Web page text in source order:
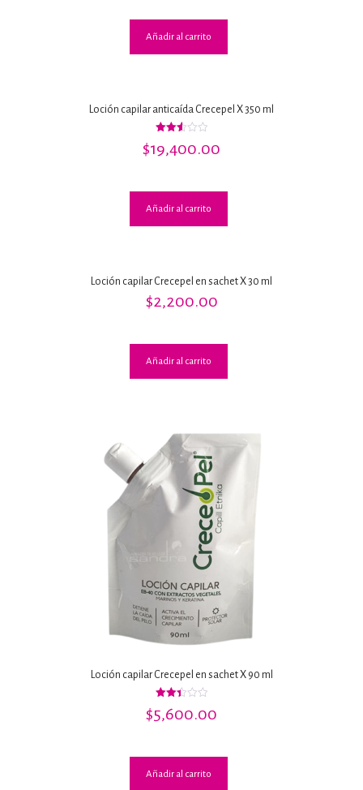
Añadir al carrito
Loción capilar anticaída Crecepel X 350 ml
con
$19,400.00
Añadir al carrito
Loción capilar Crecepel en sachet X 30 ml
$2,200.00
Añadir al carrito
Loción capilar Crecepel en sachet X 90 ml
Valorado
con
$5,600.00
Añadir al carrito